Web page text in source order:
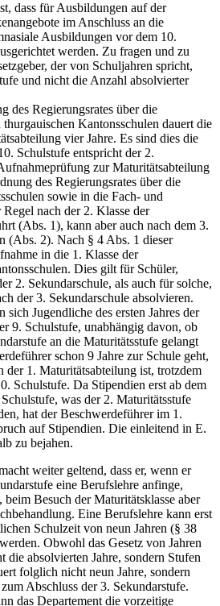
dass für Ausbildungen auf der
im Anschluss an die
Ausbildungen vor dem 10.
werden. Zu fragen und zu
der von Schuljahren spricht,
und nicht die Anzahl absolvierter
des Regierungsrates über die
Kantonsschulen dauert die
vier Jahre. Es sind dies die
Schulstufe entspricht der 2.
zur Maturitätsabteilung
des Regierungsrates über die
sowie in die Fach- und
nach der 2. Klasse der
(Abs. 1), kann aber auch nach dem 3.
(Abs. 2). Nach § 4 Abs. 1 dieser
in die 1. Klasse der
Dies gilt für Schüler,
2. Sekundarschule, als auch für solche,
der 3. Sekundarschule absolvieren.
sich Jugendliche des ersten Jahres der
9. Schulstufe, unabhängig davon, ob
an die Maturitätsstufe gelangt
schon 9 Jahre zur Schule geht,
der 1. Maturitätsabteilung ist, trotzdem
Schulstufe. Da Stipendien erst ab dem
was der 2. Maturitätsstufe
hat der Beschwerdeführer im 1.
auf Stipendien. Die einleitend in E.
zu bejahen.
weiter geltend, dass er, wenn er
eine Berufslehre anfinge,
Besuch der Maturitätsklasse aber
Eine Berufslehre kann erst
Schulzeit von neun Jahren (§ 38
Obwohl das Gesetz von Jahren
die absolvierten Jahre, sondern Stufen
folglich nicht neun Jahre, sondern
Abschluss der 3. Sekundarstufe.
das Departement die vorzeitige